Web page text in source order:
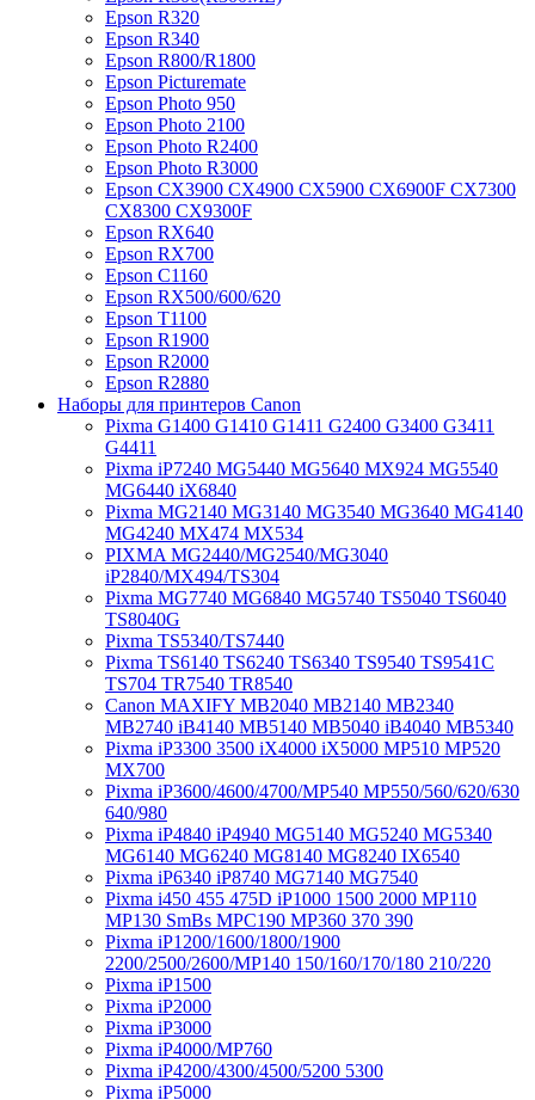
Epson R320
Epson R340
Epson R800/R1800
Epson Picturemate
Epson Photo 950
Epson Photo 2100
Epson Photo R2400
Epson Photo R3000
Epson CX3900 CX4900 CX5900 CX6900F CX7300
CX8300 CX9300F
Epson RX640
Epson RX700
Epson C1160
Epson RX500/600/620
Epson T1100
Epson R1900
Epson R2000
Epson R2880
Наборы для принтеров Canon
Pixma G1400 G1410 G1411 G2400 G3400 G3411
G4411
Pixma iP7240 MG5440 MG5640 MX924 MG5540
MG6440 iX6840
Pixma MG2140 MG3140 MG3540 MG3640 MG4140
MG4240 MX474 MX534
PIXMA MG2440/MG2540/MG3040
iP2840/MX494/TS304
Pixma MG7740 MG6840 MG5740 TS5040 TS6040
TS8040G
Pixma TS5340/TS7440
Pixma TS6140 TS6240 TS6340 TS9540 TS9541C
TS704 TR7540 TR8540
Canon MAXIFY MB2040 MB2140 MB2340
MB2740 iB4140 MB5140 MB5040 iB4040 MB5340
Pixma iP3300 3500 iX4000 iX5000 MP510 MP520
MX700
Pixma iP3600/4600/4700/MP540 MP550/560/620/630
640/980
Pixma iP4840 iP4940 MG5140 MG5240 MG5340
MG6140 MG6240 MG8140 MG8240 IX6540
Pixma iP6340 iP8740 MG7140 MG7540
Pixma i450 455 475D iP1000 1500 2000 MP110
MP130 SmBs MPC190 MP360 370 390
Pixma iP1200/1600/1800/1900
2200/2500/2600/MP140 150/160/170/180 210/220
Pixma iP1500
Pixma iP2000
Pixma iP3000
Pixma iP4000/MP760
Pixma iP4200/4300/4500/5200 5300
Pixma iP5000